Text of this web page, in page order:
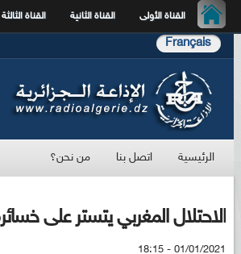
القناة الأولى القناة الثانية القناة الثالثة
Français
الرئيسية اتصل بنا من نحن؟
الاحتلال المغربي يتستر على
01/01/2021 - 18:15